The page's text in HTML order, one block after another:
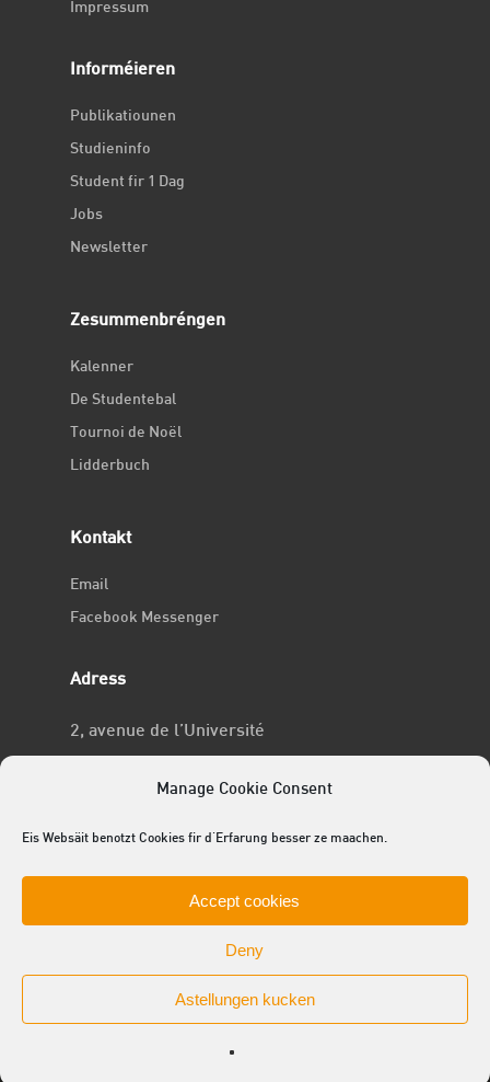
Manage Cookie Consent
Eis Websäit benotzt Cookies fir d'Erfarung besser ze maachen.
Accept cookies
Deny
Astellungen kucken
Impressum
Informéieren
Publikatiounen
Studieninfo
Student fir 1 Dag
Jobs
Newsletter
Zesummenbréngen
Kalenner
De Studentebal
Tournoi de Noël
Lidderbuch
Kontakt
Email
Facebook Messenger
Adress
2, avenue de l’Université
No RCSL
© 2025 ACEL - de Studentevertrieder
instagram